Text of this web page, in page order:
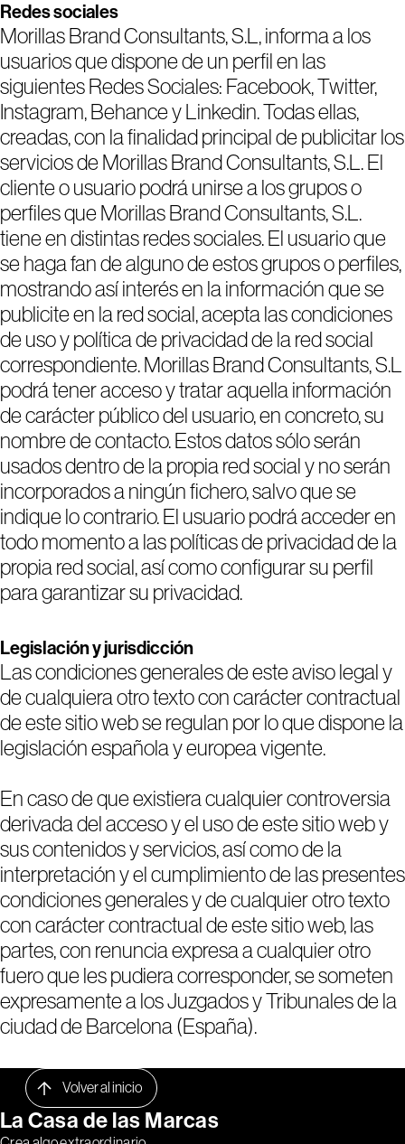
Redes sociales
Morillas Brand Consultants, S.L, informa a los
usuarios que dispone de un perfil en las
siguientes Redes Sociales: Facebook, Twitter,
Instagram, Behance y Linkedin. Todas ellas,
creadas, con la finalidad principal de publicitar los
servicios de Morillas Brand Consultants, S.L. El
cliente o usuario podrá unirse a los grupos o
perfiles que Morillas Brand Consultants, S.L.
tiene en distintas redes sociales. El usuario que
se haga fan de alguno de estos grupos o perfiles,
mostrando así interés en la información que se
publicite en la red social, acepta las condiciones
de uso y política de privacidad de la red social
correspondiente. Morillas Brand Consultants, S.L
podrá tener acceso y tratar aquella información
de carácter público del usuario, en concreto, su
nombre de contacto. Estos datos sólo serán
usados dentro de la propia red social y no serán
incorporados a ningún fichero, salvo que se
indique lo contrario. El usuario podrá acceder en
todo momento a las políticas de privacidad de la
propia red social, así como configurar su perfil
para garantizar su privacidad.
Legislación y jurisdicción
Las condiciones generales de este aviso legal y
de cualquiera otro texto con carácter contractual
de este sitio web se regulan por lo que dispone la
legislación española y europea vigente.
En caso de que existiera cualquier controversia
derivada del acceso y el uso de este sitio web y
sus contenidos y servicios, así como de la
interpretación y el cumplimiento de las presentes
condiciones generales y de cualquier otro texto
con carácter contractual de este sitio web, las
partes, con renuncia expresa a cualquier otro
fuero que les pudiera corresponder, se someten
expresamente a los Juzgados y Tribunales de la
ciudad de Barcelona (España).
Volver al inicio
La Casa de las Marcas